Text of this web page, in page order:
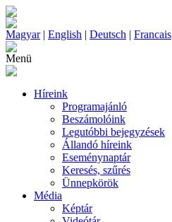
Magyar| English | Deutsch | Francais
Menü
Híreink
Programajánló
Beszámolóink
Legutóbbi bejegyzések
Állandó híreink
Eseménynaptár
Keresés, szűrés
Ünnepkörök
Média
Képtár